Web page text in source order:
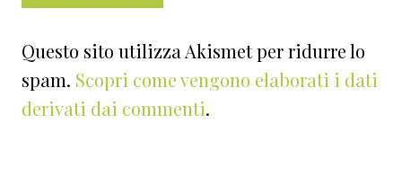
Questo sito utilizza Akismet per ridurre lo
spam. Scopri come vengono elaborati i dati
derivati dai commenti.